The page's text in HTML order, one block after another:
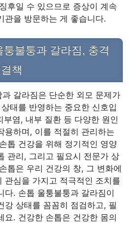
후일 수 있으므로 증상이 계속
관을 방문하는 게 좋습니다.
퉁불퉁과 갈라짐, 충격
책
갈라짐은 단순한 외모 문제가
태를 반영하는 중요한 신호입
부염, 내부 질환 등 다양한 원인
용하며, 이를 적절히 관리하는
톱 건강을 위해 정기적인 영양
관리, 그리고 필요시 전문가 상
톱은 우리 건강의 창, 그 변화에
관심을 가지고 적극적인 조치를
다. 손톱 울퉁불퉁과 갈라짐이
강 상태를 꼼꼼히 점검하고, 필
요. 건강한 손톱은 건강한 몸의